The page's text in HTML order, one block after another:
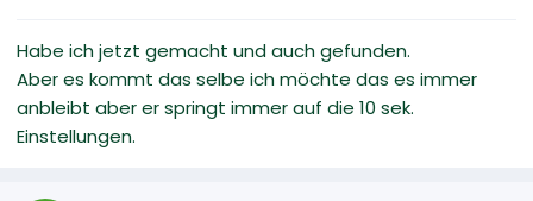
Habe ich jetzt gemacht und auch gefunden.
Aber es kommt das selbe ich möchte das es immer
anbleibt aber er springt immer auf die 10 sek.
Einstellungen.